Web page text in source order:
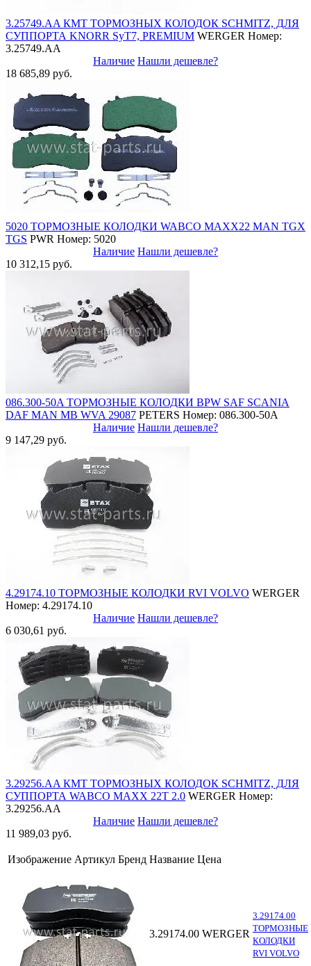
3.25749.AA КМТ ТОРМОЗНЫХ КОЛОДОК SCHMITZ, ДЛЯ
СУППОРТА KNORR SyT7, PREMIUM WERGER Номер:
3.25749.AA
Наличие Нашли дешевле?
18 685,89 руб.
5020 ТОРМОЗНЫЕ КОЛОДКИ WABCO MAXX22 MAN TGX
TGS PWR Номер: 5020
Наличие Нашли дешевле?
10 312,15 руб.
086.300-50A ТОРМОЗНЫЕ КОЛОДКИ BPW SAF SCANIA
DAF MAN MB WVA 29087 PETERS Номер: 086.300-50A
Наличие Нашли дешевле?
9 147,29 руб.
4.29174.10 ТОРМОЗНЫЕ КОЛОДКИ RVI VOLVO WERGER
Номер: 4.29174.10
Наличие Нашли дешевле?
6 030,61 руб.
3.29256.AA КМТ ТОРМОЗНЫХ КОЛОДОК SCHMITZ, ДЛЯ
СУППОРТА WABCO MAXX 22T 2.0 WERGER Номер:
3.29256.AA
Наличие Нашли дешевле?
11 989,03 руб.
Изображение Артикул Бренд Название Цена
3.29174.00 WERGER
3.29174.00
ТОРМОЗНЫЕ
КОЛОДКИ
RVI VOLVO